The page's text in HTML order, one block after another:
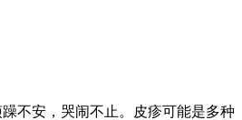
不安，哭闹不止。皮疹可能是多种